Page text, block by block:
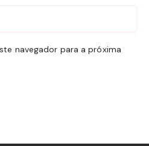
navegador para a próxima